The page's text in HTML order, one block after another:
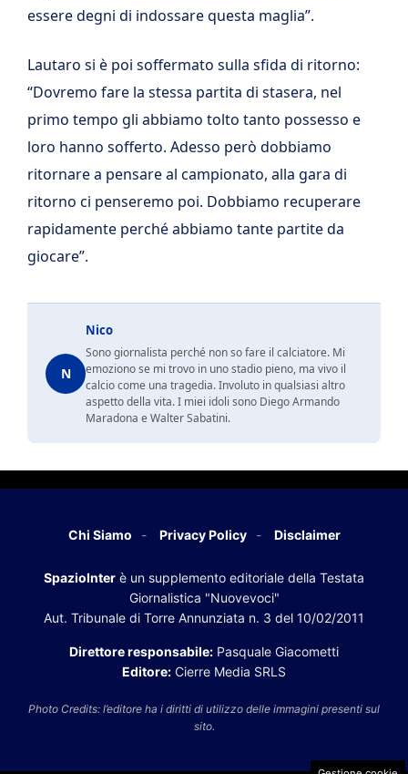
essere degni di indossare questa maglia”.
Lautaro si è poi soffermato sulla sfida di ritorno:
“Dovremo fare la stessa partita di stasera, nel
primo tempo gli abbiamo tolto tanto possesso e
loro hanno sofferto. Adesso però dobbiamo
ritornare a pensare al campionato, alla gara di
ritorno ci penseremo poi. Dobbiamo recuperare
rapidamente perché abbiamo tante partite da
giocare”.
N
Nico
Sono giornalista perché non so fare il calciatore. Mi
emoziono se mi trovo in uno stadio pieno, ma vivo il
calcio come una tragedia. Involuto in qualsiasi altro
aspetto della vita. I miei idoli sono Diego Armando
Maradona e Walter Sabatini.
Chi Siamo Privacy Policy Disclaimer
SpazioInter è un supplemento editoriale della Testata
Giornalistica "Nuovevoci"
Aut. Tribunale di Torre Annunziata n. 3 del 10/02/2011
Direttore responsabile: Pasquale Giacometti
Editore: Cierre Media SRLS
Photo Credits: l’editore ha i diritti di utilizzo delle immagini presenti sul
sito.